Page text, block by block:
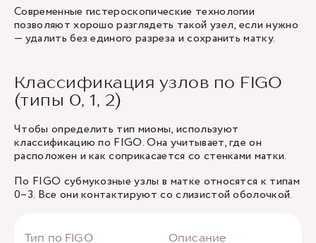
Современные гистероскопические технологии
позволяют хорошо разглядеть такой узел, если нужно
— удалить без единого разреза и сохранить матку.
Классификация узлов по FIGO
(типы 0, 1, 2)
Чтобы определить тип миомы, используют
классификацию по FIGO. Она учитывает, где он
расположен и как соприкасается со стенками матки.
По FIGO субмукозные узлы в матке относятся к типам
0–3. Все они контактируют со слизистой оболочкой.